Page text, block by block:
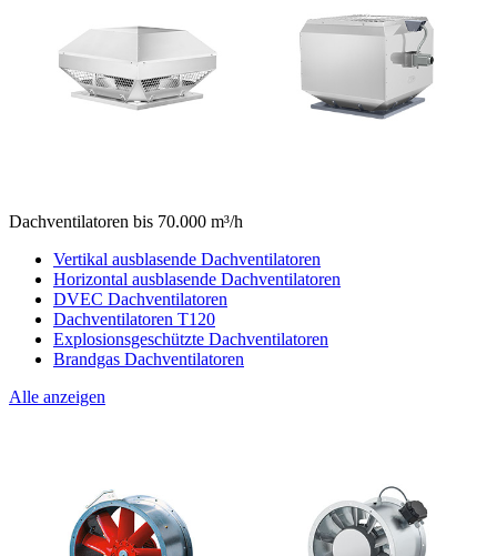
Dachventilatoren bis 70.000 m³/h
Vertikal ausblasende Dachventilatoren
Horizontal ausblasende Dachventilatoren
DVEC Dachventilatoren
Dachventilatoren T120
Explosionsgeschützte Dachventilatoren
Brandgas Dachventilatoren
Alle anzeigen